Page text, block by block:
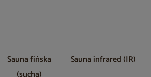
Sauna fińska
Sauna infrared (IR)